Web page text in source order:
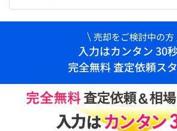
売却をご検討中の方
入力はカンタン 30
完全無料 査定依頼ス